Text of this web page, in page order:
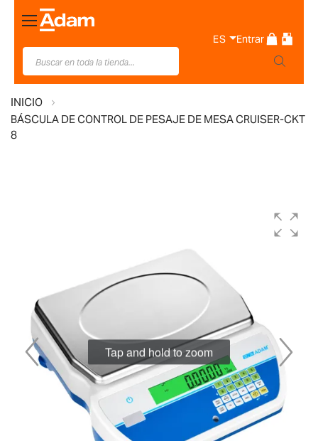
Toggle
Nav
ES Entrar
INICIO
BÁSCULA DE CONTROL DE PESAJE DE MESA CRUISER-CKT
8
imágenes